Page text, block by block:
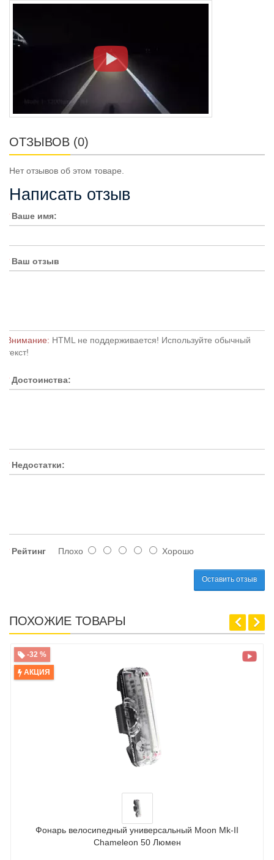
ОТЗЫВОВ (0)
Нет отзывов об этом товаре.
Написать отзыв
Ваше имя:
Ваш отзыв
Внимание: HTML не поддерживается! Используйте обычный
текст!
Достоинства:
Недостатки:
Рейтинг Плохо Хорошо
Оставить отзыв
ПОХОЖИЕ ТОВАРЫ
-32 %
АКЦИЯ
Фонарь велосипедный универсальный Moon Mk-II
Chameleon 50 Люмен